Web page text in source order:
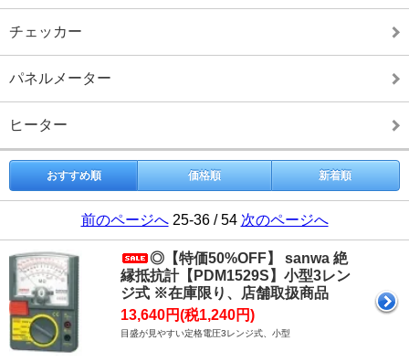
チェッカー
パネルメーター
ヒーター
おすすめ順 価格順 新着順
前のページへ25-36 / 54 次のページへ
◎【特価50%OFF】 sanwa 絶
縁抵抗計【PDM1529S】小型3レン
ジ式 ※在庫限り、店舗取扱商品
13,640円(税1,240円)
目盛が見やすい定格電圧3レンジ式、小型